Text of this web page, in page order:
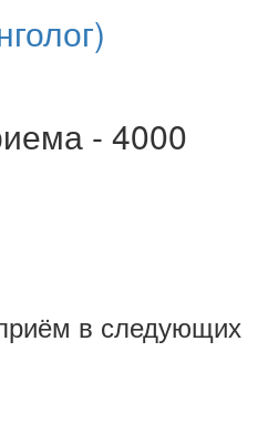
- 4000
в следующих